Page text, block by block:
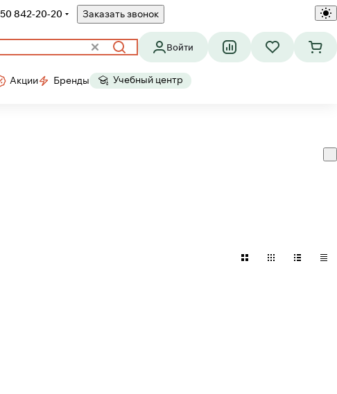
842-20-20 Заказать звонок
Войти
Акции Бренды Учебный центр